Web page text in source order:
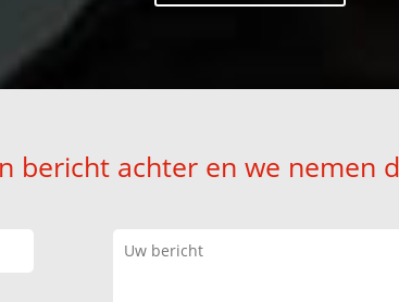
bericht achter en we nemen